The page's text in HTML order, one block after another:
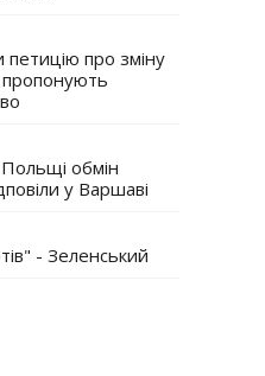
петицію про зміну
пропонують
обмін
у Варшаві
- Зеленський